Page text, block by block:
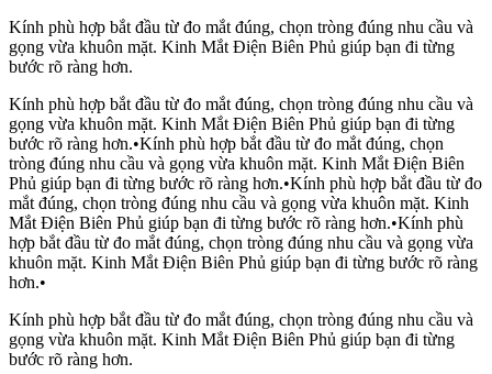
Kính phù hợp bắt đầu từ đo mắt đúng, chọn tròng đúng nhu cầu và
gọng vừa khuôn mặt. Kinh Mắt Điện Biên Phủ giúp bạn đi từng
bước rõ ràng hơn.
Kính phù hợp bắt đầu từ đo mắt đúng, chọn tròng đúng nhu cầu và
gọng vừa khuôn mặt. Kinh Mắt Điện Biên Phủ giúp bạn đi từng
bước rõ ràng hơn.•Kính phù hợp bắt đầu từ đo mắt đúng, chọn
tròng đúng nhu cầu và gọng vừa khuôn mặt. Kinh Mắt Điện Biên
Phủ giúp bạn đi từng bước rõ ràng hơn.•Kính phù hợp bắt đầu từ đo
mắt đúng, chọn tròng đúng nhu cầu và gọng vừa khuôn mặt. Kinh
Mắt Điện Biên Phủ giúp bạn đi từng bước rõ ràng hơn.•Kính phù
hợp bắt đầu từ đo mắt đúng, chọn tròng đúng nhu cầu và gọng vừa
khuôn mặt. Kinh Mắt Điện Biên Phủ giúp bạn đi từng bước rõ ràng
hơn.•
Kính phù hợp bắt đầu từ đo mắt đúng, chọn tròng đúng nhu cầu và
gọng vừa khuôn mặt. Kinh Mắt Điện Biên Phủ giúp bạn đi từng
bước rõ ràng hơn.